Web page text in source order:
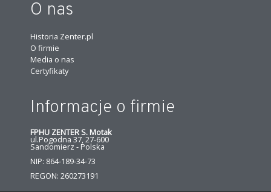
O nas
Historia Zenter.pl
O firmie
Media o nas
Certyfikaty
Informacje o firmie
FPHU ZENTER S. Motak
ul.Pogodna 37, 27-600
Sandomierz - Polska
NIP: 864-189-34-73
REGON: 260273191